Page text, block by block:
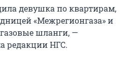
девушка по квартирам,
«Межрегионгаза» и
шланги, —
редакции НГС.